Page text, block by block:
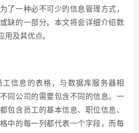
了一种必不可少的信息管理方式，
缺的一部分。本文将会详细介绍数
用及其优点。
工信息的表格，与数据库服务器相
同公司的需要包含不同的信息。一
包含员工的基本信息、职位信息、
中的每一列都代表一个字段，而每